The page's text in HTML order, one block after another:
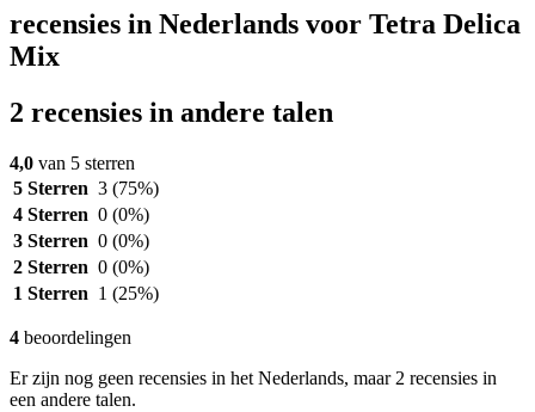
recensies in Nederlands voor Tetra Delica
Mix
2 recensies in andere talen
4,0 van 5 sterren
5 Sterren 3 (75%)
4 Sterren 0 (0%)
3 Sterren 0 (0%)
2 Sterren 0 (0%)
1 Sterren 1 (25%)
4 beoordelingen
Er zijn nog geen recensies in het Nederlands, maar 2 recensies in
een andere talen.